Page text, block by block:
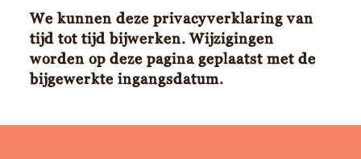
We kunnen deze privacyverklaring van
tijd tot tijd bijwerken. Wijzigingen
worden op deze pagina geplaatst met de
bijgewerkte ingangsdatum.